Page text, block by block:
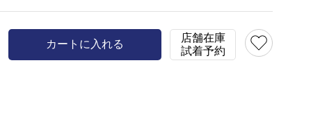
カートに入れる
店舗在庫
試着予約